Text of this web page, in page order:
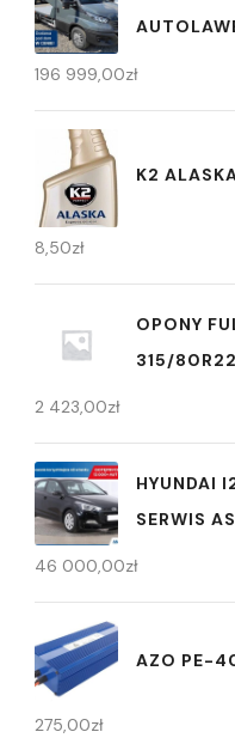
196 999,00zł
K2
8,50zł
OPONY
315/
2 423,00zł
HYUNDAI
SERWIS
46 000,00zł
AZO PE-
275,00zł